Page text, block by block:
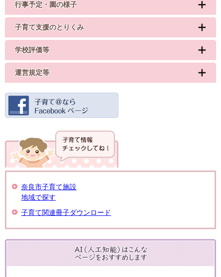
行事予定・園の様子
子育て支援のとりくみ
学校評価等
運営規定等
奈良市子育て施設
地域で探す
子育て関連冊子ダウンロード